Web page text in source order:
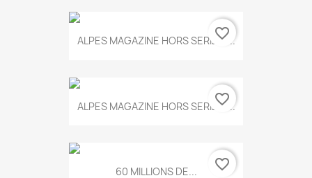
ALPES MAGAZINE HORS SERIE N...
favorite_border
ALPES MAGAZINE HORS SERIE N...
favorite_border
60 MILLIONS DE... favorite_border